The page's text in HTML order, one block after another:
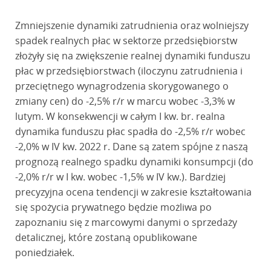
Zmniejszenie dynamiki zatrudnienia oraz wolniejszy
spadek realnych płac w sektorze przedsiębiorstw
złożyły się na zwiększenie realnej dynamiki funduszu
płac w przedsiębiorstwach (iloczynu zatrudnienia i
przeciętnego wynagrodzenia skorygowanego o
zmiany cen) do -2,5% r/r w marcu wobec -3,3% w
lutym. W konsekwencji w całym I kw. br. realna
dynamika funduszu płac spadła do -2,5% r/r wobec
-2,0% w IV kw. 2022 r. Dane są zatem spójne z naszą
prognozą realnego spadku dynamiki konsumpcji (do
-2,0% r/r w I kw. wobec -1,5% w IV kw.). Bardziej
precyzyjna ocena tendencji w zakresie kształtowania
się spożycia prywatnego będzie możliwa po
zapoznaniu się z marcowymi danymi o sprzedaży
detalicznej, które zostaną opublikowane
poniedziałek.